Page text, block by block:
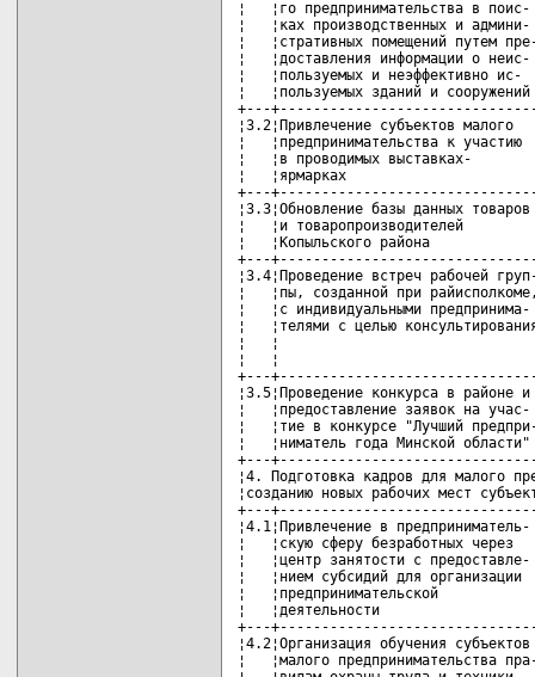
¦   ¦го предпринимательства в
¦   ¦ках производственных и
¦   ¦стративных помещений
¦   ¦доставления
¦   ¦пользуемых и
¦   ¦пользуемых зданий и
+---
¦3.2¦Привлечение субъектов
¦   ¦предпринимательства к
¦   ¦в проводимых
¦   ¦ярмарках
+---
¦3.3¦Обновление базы данных
¦   ¦и товаропроизводителей
¦   ¦Копыльского района
+---
¦3.4¦Проведение встреч рабочей
¦   ¦пы, созданной при
¦   ¦с индивидуальными
¦   ¦телями с целью
¦   ¦                               ¦
¦   ¦                               ¦
+---
¦3.5¦Проведение конкурса в
¦   ¦предоставление заявок на
¦   ¦тие в конкурсе "Лучший
¦   ¦ниматель года Минской
+---
¦4. Подготовка кадров для малого
¦созданию новых рабочих мест
+---
¦4.1¦Привлечение в
¦   ¦скую сферу безработных
¦   ¦центр занятости с
¦   ¦нием субсидий для
¦   ¦предпринимательской
¦   ¦деятельности
+---
¦4.2¦Организация обучения
¦   ¦малого